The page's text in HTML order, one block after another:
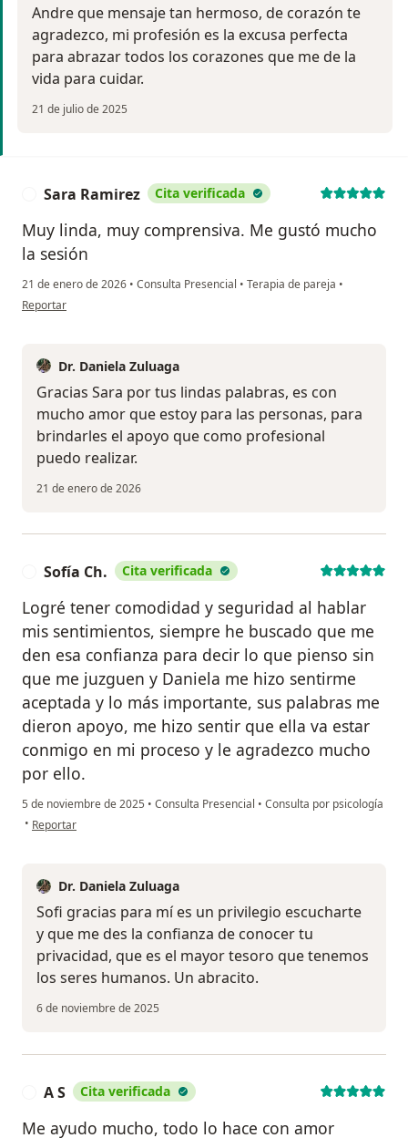
Andre que mensaje tan hermoso, de corazón te
agradezco, mi profesión es la excusa perfecta
para abrazar todos los corazones que me de la
vida para cuidar.
21 de julio de 2025
Sara Ramirez Cita verificada
Muy linda, muy comprensiva. Me gustó mucho
la sesión
21 de enero de 2026 • Consulta Presencial • Terapia de pareja •
en opinión del usuario Sara Ramirez
Reportar
Dr. Daniela Zuluaga
Gracias Sara por tus lindas palabras, es con
mucho amor que estoy para las personas, para
brindarles el apoyo que como profesional
puedo realizar.
21 de enero de 2026
Sofía Ch. Cita verificada
Logré tener comodidad y seguridad al hablar
mis sentimientos, siempre he buscado que me
den esa confianza para decir lo que pienso sin
que me juzguen y Daniela me hizo sentirme
aceptada y lo más importante, sus palabras me
dieron apoyo, me hizo sentir que ella va estar
conmigo en mi proceso y le agradezco mucho
por ello.
5 de noviembre de 2025 • Consulta Presencial • Consulta por psicología
• en opinión del usuario Sofía Ch.
Reportar
Dr. Daniela Zuluaga
Sofi gracias para mí es un privilegio escucharte
y que me des la confianza de conocer tu
privacidad, que es el mayor tesoro que tenemos
los seres humanos. Un abracito.
6 de noviembre de 2025
A S Cita verificada
Me ayudo mucho, todo lo hace con amor